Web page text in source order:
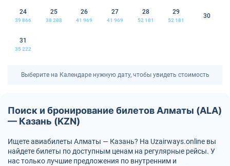
24
39 866
25
38 288
26
41 969
27
41 969
28
52 181
29
52 181
30
31
35 222
Выберите на Календаре нужную дату, чтобы увидеть стоимость
Поиск и бронирование билетов Алматы (ALA)
— Казань (KZN)
Ищете авиабилеты Алматы — Казань? На Uzairways.online вы
найдете билеты по доступным ценам на регулярные рейсы. У
нас только лучшие предложения по внутренним и